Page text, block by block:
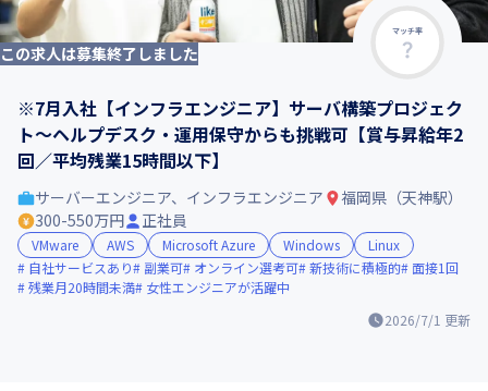
マッチ率
この求人は募集終了しました
※7月入社【インフラエンジニア】サーバ構築プロジェク
ト～ヘルプデスク・運用保守からも挑戦可【賞与昇給年2
回／平均残業15時間以下】
2026/7/1 更新
サーバーエンジニア、インフラエンジニア
福岡県（天神駅）
300-550万円
正社員
VMware AWS Microsoft Azure Windows
Linux
自社サービスあり
副業可 オンライン選考可 新技術に積極的
面接1回
残業月20時間未満
女性エンジニアが活躍中